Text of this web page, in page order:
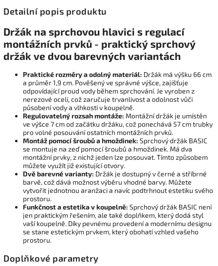
Detailní popis produktu
Držák na sprchovou hlavici s regulací
montážních prvků - praktický sprchový
držák ve dvou barevných variantách
Praktické rozměry a odolný materiál: Držák má výšku 66 cm
a průměr 1,9 cm. Pověšený ve správné výšce, zajišťuje
odpovídající proud vody během sprchování. Je vyroben z
nerezové oceli, což zaručuje trvanlivost a odolnost vůči
působení vody a vlhkosti v koupelně.
Regulovatelný rozsah montáže: Montážní držák je umístěn
ve výšce 7 cm od začátku držáku, což ponechává 57 cm trubky
pro volné posouvání ostatních montážních prvků.
Montáž pomocí šroubů a hmoždinek: Sprchový držák BASIC
se montuje na zeď pomocí šroubů a hmoždinek. Má dva
montážní prvky, z nichž jeden lze posouvat. Tímto způsobem
můžete využít již existující otvory.
Dvě barevné varianty: Držák je dostupný v černé a stříbrné
barvě, což dává možnost výběru vhodné barvy. Můžete
vytvořit jednotnou aranžaci a navíc podtrhnout estetiku svého
prostoru.
Funkčnost a estetika v koupelně: Sprchový držák BASIC není
jen praktickým řešením, ale také doplňkem, který dodá styl
vaší koupelně. Díky pevnému provedení a modernímu designu
se stane estetickým prvkem, který obohatí vzhled vašeho
prostoru.
Doplňkové parametry